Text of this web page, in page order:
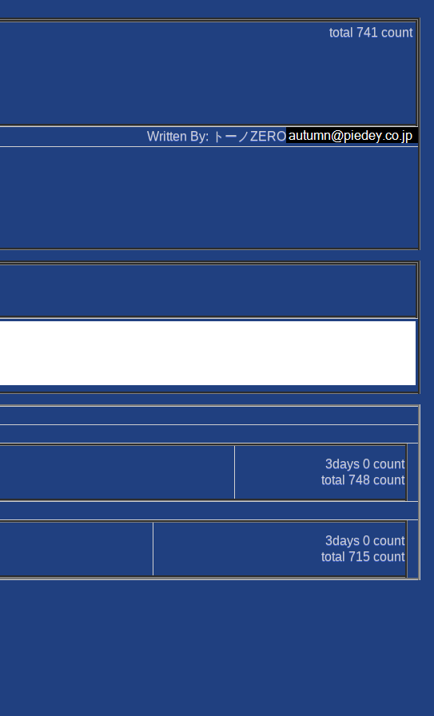
total741 count
Written By: トーノZERO
3days 0count
total 748count
3days 0count
total 715count